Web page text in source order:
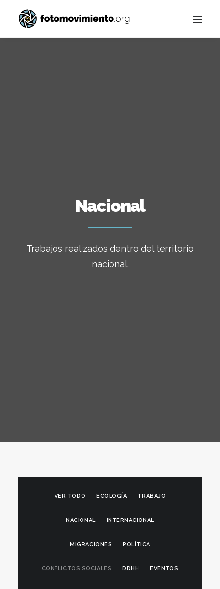
Nacional
Trabajos realizados dentro del territorio
nacional.
VER TODO ECOLOGÍA TRABAJO
NACIONAL INTERNACIONAL
MIGRACIONES POLÍTICA
CONFLICTOS SOCIALES DDHH EVENTOS